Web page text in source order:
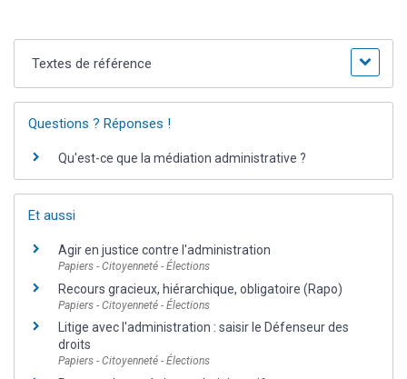
Textes de référence
Questions ? Réponses !
Qu'est-ce que la médiation administrative ?
Et aussi
Agir en justice contre l'administration
Papiers - Citoyenneté - Élections
Recours gracieux, hiérarchique, obligatoire (Rapo)
Papiers - Citoyenneté - Élections
Litige avec l'administration : saisir le Défenseur des
droits
Papiers - Citoyenneté - Élections